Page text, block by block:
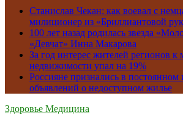
Станислав Чекан: как воевал с
милиционер из «Бриллиантовой
100 лет назад родилась звезда
«Девчат» Инна Макарова
За год интерес жителей регионов к
недвижимости упал на 19%
Россияне признались в постоянном
объявлений о недоступном жилье
Здоровье Медицина